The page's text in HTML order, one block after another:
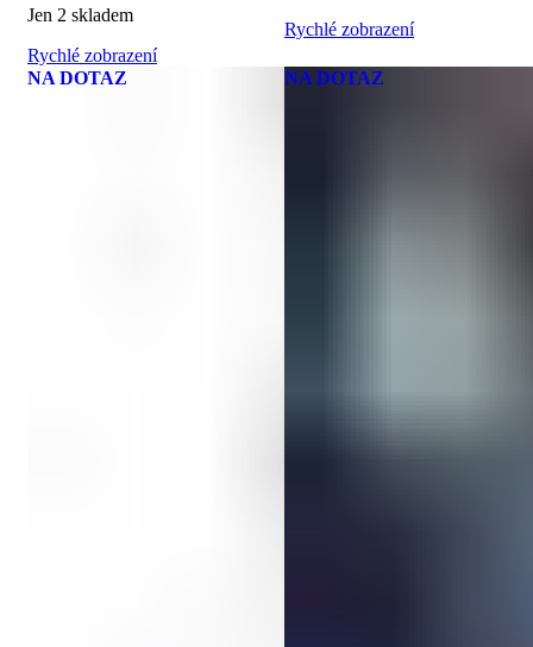
Jen 2 skladem
Rychlé zobrazení
Rychlé zobrazení
NA DOTAZ NA DOTAZ